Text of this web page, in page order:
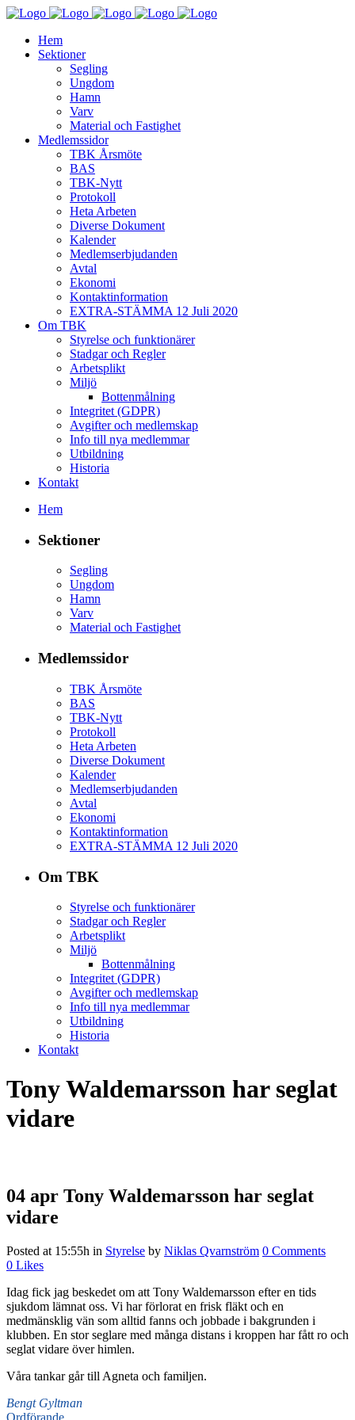
Hem
Sektioner
Segling
Ungdom
Hamn
Varv
Material och Fastighet
Medlemssidor
TBK Årsmöte
BAS
TBK-Nytt
Protokoll
Heta Arbeten
Diverse Dokument
Kalender
Medlemserbjudanden
Avtal
Ekonomi
Kontaktinformation
EXTRA-STÄMMA 12 Juli 2020
Om TBK
Styrelse och funktionärer
Stadgar och Regler
Arbetsplikt
Miljö
Bottenmålning
Integritet (GDPR)
Avgifter och medlemskap
Info till nya medlemmar
Utbildning
Historia
Kontakt
Hem
Sektioner
Segling
Ungdom
Hamn
Varv
Material och Fastighet
Medlemssidor
TBK Årsmöte
BAS
TBK-Nytt
Protokoll
Heta Arbeten
Diverse Dokument
Kalender
Medlemserbjudanden
Avtal
Ekonomi
Kontaktinformation
EXTRA-STÄMMA 12 Juli 2020
Om TBK
Styrelse och funktionärer
Stadgar och Regler
Arbetsplikt
Miljö
Bottenmålning
Integritet (GDPR)
Avgifter och medlemskap
Info till nya medlemmar
Utbildning
Historia
Kontakt
Tony Waldemarsson har seglat
vidare
04 apr Tony Waldemarsson har seglat
vidare
Posted at 15:55h in Styrelse by Niklas Qvarnström 0 Comments
0 Likes
Idag fick jag beskedet om att Tony Waldemarsson efter en tids
sjukdom lämnat oss. Vi har förlorat en frisk fläkt och en
medmänsklig vän som alltid fanns och jobbade i bakgrunden i
klubben. En stor seglare med många distans i kroppen har fått ro och
seglat vidare över himlen.
Våra tankar går till Agneta och familjen.
Bengt Gyltman
Ordförande